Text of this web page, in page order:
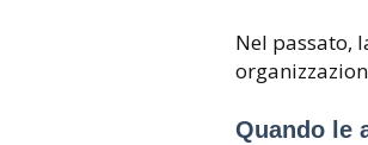
Nel passato,
Quando le